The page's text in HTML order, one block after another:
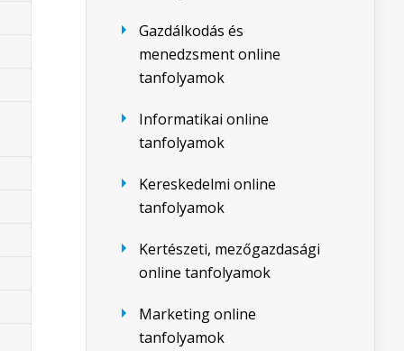
Gazdálkodás és
menedzsment online
tanfolyamok
Informatikai online
tanfolyamok
Kereskedelmi online
tanfolyamok
Kertészeti, mezőgazdasági
online tanfolyamok
Marketing online
tanfolyamok